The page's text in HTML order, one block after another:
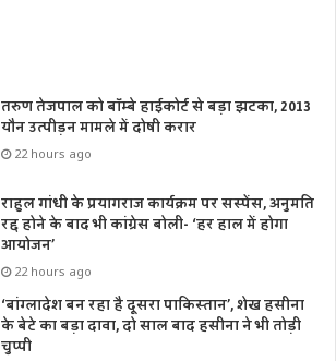
तरुण तेजपाल को बॉम्बे हाईकोर्ट से बड़ा झटका, 2013
यौन उत्पीड़न मामले में दोषी करार
22 hours ago
राहुल गांधी के प्रयागराज कार्यक्रम पर सस्पेंस, अनुमति
रद्द होने के बाद भी कांग्रेस बोली- ‘हर हाल में होगा
आयोजन’
22 hours ago
‘बांग्लादेश बन रहा है दूसरा पाकिस्तान’, शेख हसीना
के बेटे का बड़ा दावा, दो साल बाद हसीना ने भी तोड़ी
चुप्पी